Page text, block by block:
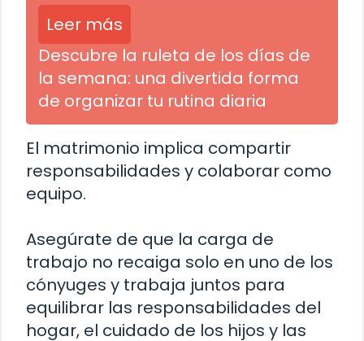
Leer más
Descubre la ruleta de los días de
la semana: una divertida forma
de organizar tu rutina diaria
El matrimonio implica compartir
responsabilidades y colaborar como
equipo.
Asegúrate de que la carga de
trabajo no recaiga solo en uno de los
cónyuges y trabaja juntos para
equilibrar las responsabilidades del
hogar, el cuidado de los hijos y las